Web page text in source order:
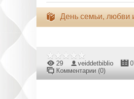
День семьи, любви
29 veiddetbiblio
Комментарии (0)